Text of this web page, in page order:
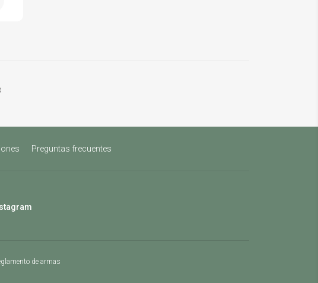
Preguntas frecuentes
de armas